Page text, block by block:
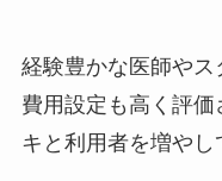
経験豊かな医師や
費用設定も高く評
キと利用者を増やし